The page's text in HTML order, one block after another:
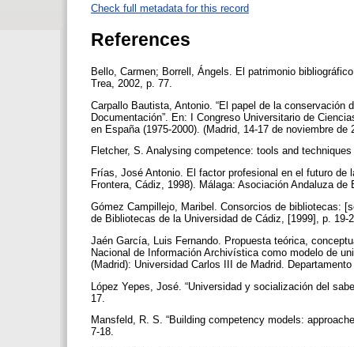
Check full metadata for this record
References
Bello, Carmen; Borrell, Ángels. El patrimonio
Trea, 2002, p. 77.
Carpallo Bautista, Antonio. “El papel de la
Documentación”. En: I Congreso Universitario de
en España (1975-2000). (Madrid, 14-17 de noviembre
Fletcher, S. Analysing competence: tools and
Frías, José Antonio. El factor profesional en el futuro
Frontera, Cádiz, 1998). Málaga: Asociación Andaluza
Gómez Campillejo, Maribel. Consorcios de bibliotecas:
de Bibliotecas de la Universidad de Cádiz, [1999], p. 19-
Jaén García, Luis Fernando. Propuesta teórica,
Nacional de Información Archivística como modelo de
(Madrid): Universidad Carlos III de Madrid.
López Yepes, José. “Universidad y socialización del
17.
Mansfeld, R. S. “Building competency models:
7-18.